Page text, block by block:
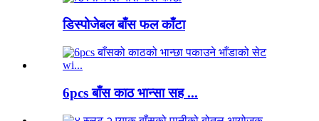
डिस्पोजेबल बाँस फल काँटा
6pcs बाँस काठ भान्सा सह ...